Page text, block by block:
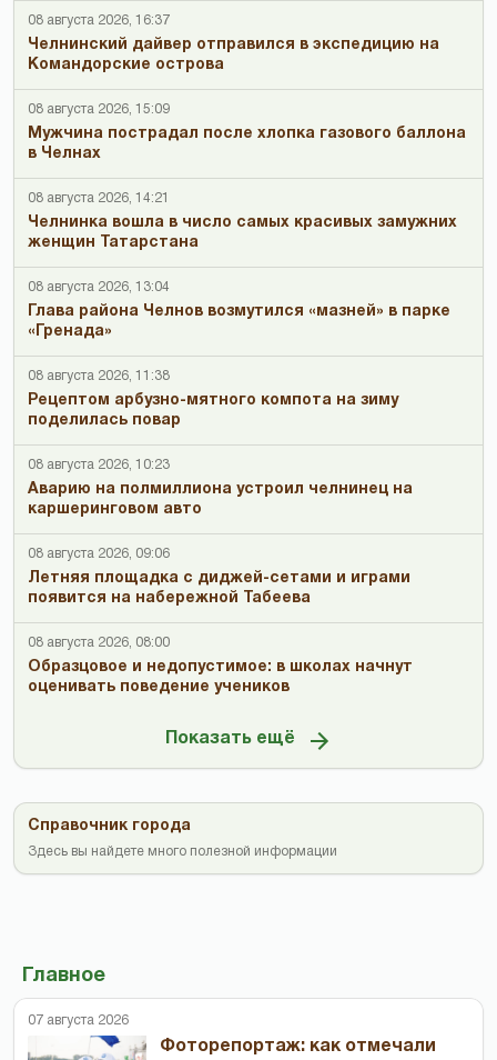
08 августа 2026, 16:37
Челнинский дайвер отправился в экспедицию на
Командорские острова
08 августа 2026, 15:09
Мужчина пострадал после хлопка газового баллона
в Челнах
08 августа 2026, 14:21
Челнинка вошла в число самых красивых замужних
женщин Татарстана
08 августа 2026, 13:04
Глава района Челнов возмутился «мазней» в парке
«Гренада»
08 августа 2026, 11:38
Рецептом арбузно-мятного компота на зиму
поделилась повар
08 августа 2026, 10:23
Аварию на полмиллиона устроил челнинец на
каршеринговом авто
08 августа 2026, 09:06
Летняя площадка с диджей-сетами и играми
появится на набережной Табеева
08 августа 2026, 08:00
Образцовое и недопустимое: в школах начнут
оценивать поведение учеников
Показать ещё
Справочник города
Здесь вы найдете много полезной информации
Главное
07 августа 2026
Фоторепортаж: как отмечали